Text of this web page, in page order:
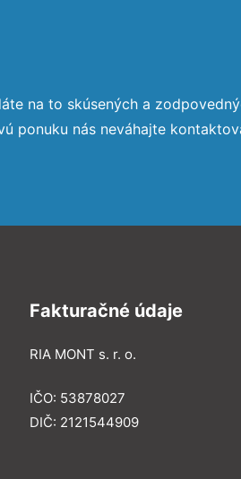
na to skúsených a
ponuku nás neváhajte
Fakturačné údaje
RIA MONT s. r. o.
IČO: 53878027
DIČ: 2121544909